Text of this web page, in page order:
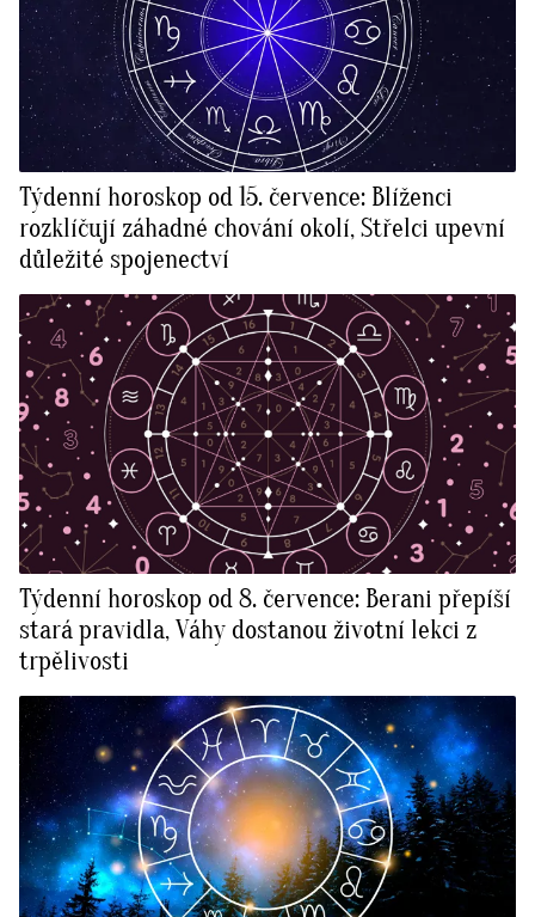
Týdenní horoskop od 15. července: Blíženci
rozklíčují záhadné chování okolí, Střelci upevní
důležité spojenectví
Týdenní horoskop od 8. července: Berani přepíší
stará pravidla, Váhy dostanou životní lekci z
trpělivosti